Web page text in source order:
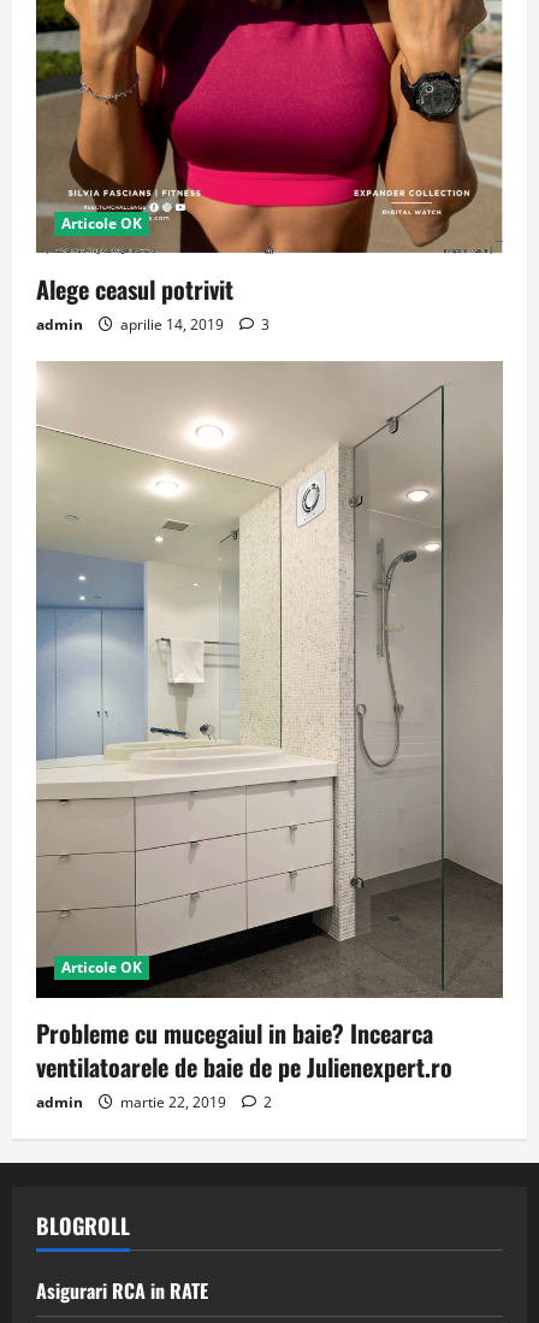
Articole OK
Alege ceasul potrivit
admin aprilie 14, 2019 3
Articole OK
Probleme cu mucegaiul in baie? Incearca
ventilatoarele de baie de pe Julienexpert.ro
admin martie 22, 2019 2
BLOGROLL
Asigurari RCA in RATE